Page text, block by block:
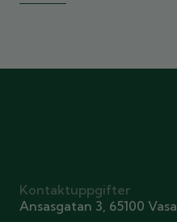
Kontaktuppgifter
Ansasgatan 3, 65100 Vasa